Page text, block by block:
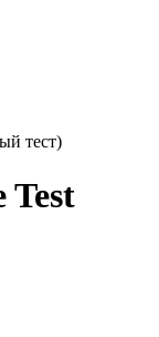
тест)